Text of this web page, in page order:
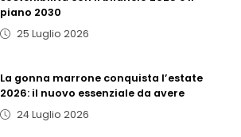
piano 2030
25 Luglio 2026
La gonna marrone conquista l’estate
2026: il nuovo essenziale da avere
24 Luglio 2026